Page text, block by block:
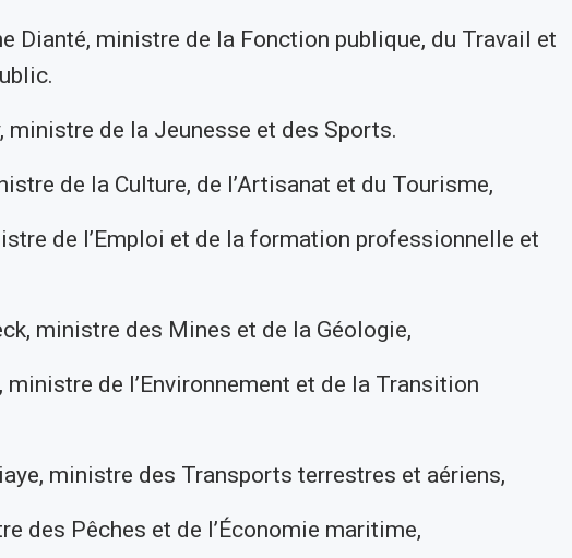
Dianté, ministre de la Fonction publique, du Travail et
ministre de la Jeunesse et des Sports.
de la Culture, de l’Artisanat et du Tourisme,
de l’Emploi et de la formation professionnelle et
ministre des Mines et de la Géologie,
de l’Environnement et de la Transition
ministre des Transports terrestres et aériens,
des Pêches et de l’Économie maritime,